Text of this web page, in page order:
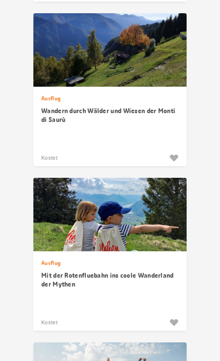
Ausflug
Wandern durch Wälder und Wiesen der Monti
di Saurù
Kostet
Ausflug
Mit der Rotenfluebahn ins coole Wanderland
der Mythen
Kostet